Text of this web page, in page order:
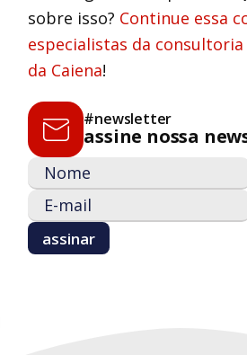
sobre isso? Continue essa
especialistas da
da Caiena!
#newsletter
assine nossa